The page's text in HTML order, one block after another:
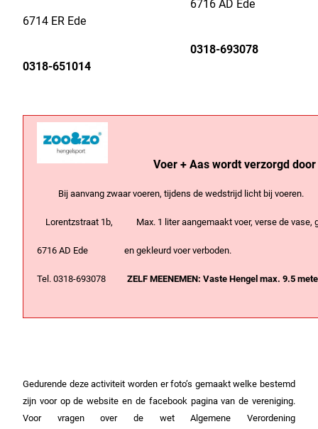
6716 AD Ede
6714 ER Ede
0318-693078
0318-651014
Voer + Aas wordt verzorgd door
Bij aanvang zwaar voeren, tijdens de wedstrijd licht bij voeren.
Lorentzstraat 1b, Max. 1 liter aangemaakt voer, verse de vase,
6716 AD Ede en gekleurd voer verboden.
Tel. 0318-693078 ZELF MEENEMEN: Vaste Hengel max. 9.5
Gedurende deze activiteit worden er foto’s gemaakt welke bestemd
zijn voor op de website en de facebook pagina van de vereniging.
Voor vragen over de wet Algemene Verordening